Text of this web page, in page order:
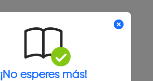
¡No esperes más!